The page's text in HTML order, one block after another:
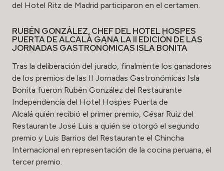
del Hotel Ritz de Madrid participaron en el certamen.
RUBÉN GONZÁLEZ, CHEF DEL HOTEL HOSPES
PUERTA DE ALCALÁ GANA LA II EDICIÓN DE LAS
JORNADAS GASTRONÓMICAS ISLA BONITA
Tras la deliberación del jurado, finalmente los ganadores
de los premios de las II Jornadas Gastronómicas Isla
Bonita fueron Rubén González del Restaurante
Independencia del Hotel Hospes Puerta de
Alcalá quién recibió el primer premio, César Ruiz del
Restaurante José Luis a quién se otorgó el segundo
premio y Luis Barrios del Restaurante el Chincha
Internacional en representación de la cocina peruana, el
tercer premio.